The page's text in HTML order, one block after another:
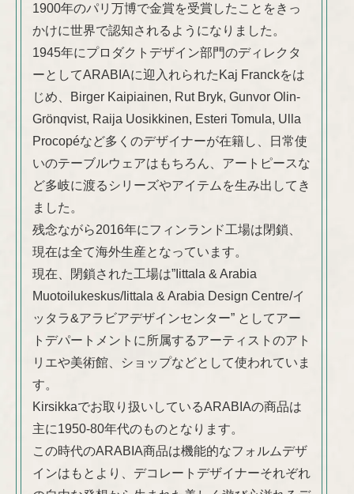
1900年のパリ万博で金賞を受賞したことをきっ
かけに世界で認知されるようになりました。
1945年にプロダクトデザイン部門のディレクタ
ーとしてARABIAに迎入れられたKaj Franckをは
じめ、Birger Kaipiainen, Rut Bryk, Gunvor Olin-
Grönqvist, Raija Uosikkinen, Esteri Tomula, Ulla
Procopéなど多くのデザイナーが在籍し、日常使
いのテーブルウェアはもちろん、アートピースな
ど多岐に渡るシリーズやアイテムを生み出してき
ました。
残念ながら2016年にフィンランド工場は閉鎖、
現在は全て海外生産となっています。
現在、閉鎖された工場は”Iittala & Arabia
Muotoilukeskus/Iittala & Arabia Design Centre/イ
ッタラ&アラビアデザインセンター” としてアー
トデパートメントに所属するアーティストのアト
リエや美術館、ショップなどとして使われていま
す。
Kirsikkaでお取り扱いしているARABIAの商品は
主に1950-80年代のものとなります。
この時代のARABIA商品は機能的なフォルムデザ
インはもとより、デコレートデザイナーそれぞれ